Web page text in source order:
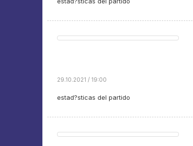
29.10.2021 / 19:00
estad?sticas del partido